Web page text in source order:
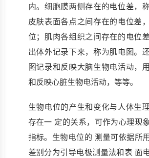
内。细胞膜两侧存在的电位差，
皮肤表面各点之间存在的电位差
位；肌肉各组织之间存在的电位
出体外记录下来，称为肌电图。
图记录和反映大脑生物电活动，
和反映心脏生物电活动，等等。
生物电位的产生和变化与人体生
存在一 定的关系，可作为心理现
指标。生物电位的 测量可依据所
差别分为引导电极测量法和表 面